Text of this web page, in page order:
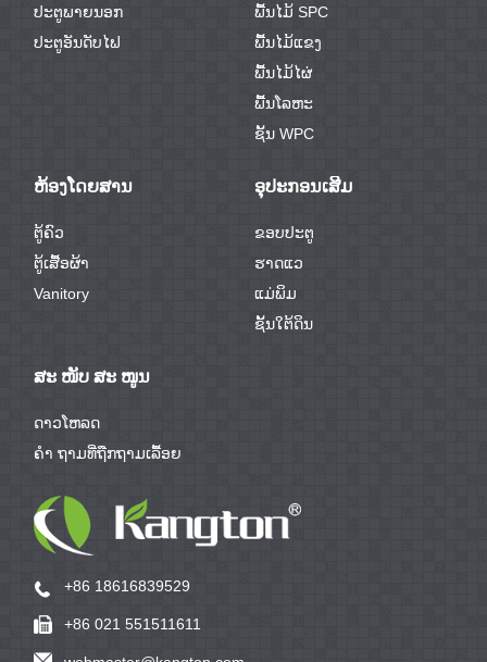
ປະຕູພາຍນອກ
ປະຕູອັນດັບໄຟ
ພື້ນໄມ້ SPC
ພື້ນໄມ້ແຂງ
ພື້ນໄມ້ໄຜ່
ພື້ນໂລຫະ
ຊັ້ນ WPC
ຫ້ອງໂດຍສານ
ຕູ້ຄົວ
ຕູ້ເສື້ອຜ້າ
Vanitory
ອຸປະກອນເສີມ
ຂອບປະຕູ
ຮາດແວ
ແມ່ພິມ
ຊັ້ນໃຕ້ດິນ
ສະ ໜັບ ສະ ໜູນ
ດາວໂຫລດ
ຄຳ ຖາມທີ່ຖືກຖາມເລື້ອຍ
+86 18616839529
+86 021 551511611